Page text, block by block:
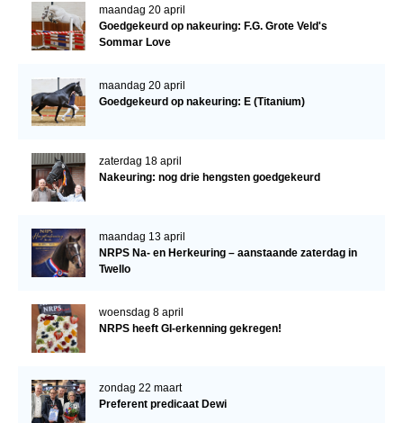
maandag 20 april
Goedgekeurd op nakeuring: F.G. Grote Veld's
Sommar Love
maandag 20 april
Goedgekeurd op nakeuring: E (Titanium)
zaterdag 18 april
Nakeuring: nog drie hengsten goedgekeurd
maandag 13 april
NRPS Na- en Herkeuring – aanstaande zaterdag in
Twello
woensdag 8 april
NRPS heeft GI-erkenning gekregen!
zondag 22 maart
Preferent predicaat Dewi